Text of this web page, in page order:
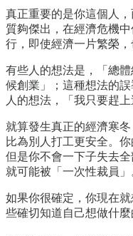
真正重要的是你這個人
質夠傑出，在經濟危機
行，即使經濟一片繁榮，
有些人的想法是，「總
候創業」；這種想法的
人的想法，「我只要趕
就算發生真正的經濟寒
比為別人打工更安全。
但是你不會一下子失去
就可能被「一次性裁員」
如果你很確定，你現在
些確切知道自己想做什